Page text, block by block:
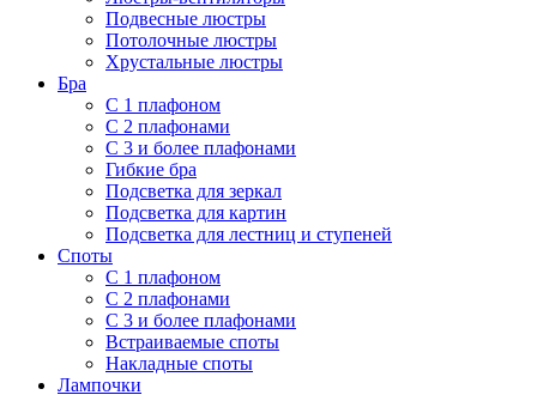
Подвесные люстры
Потолочные люстры
Хрустальные люстры
Бра
С 1 плафоном
С 2 плафонами
С 3 и более плафонами
Гибкие бра
Подсветка для зеркал
Подсветка для картин
Подсветка для лестниц и ступеней
Споты
С 1 плафоном
С 2 плафонами
С 3 и более плафонами
Встраиваемые споты
Накладные споты
Лампочки